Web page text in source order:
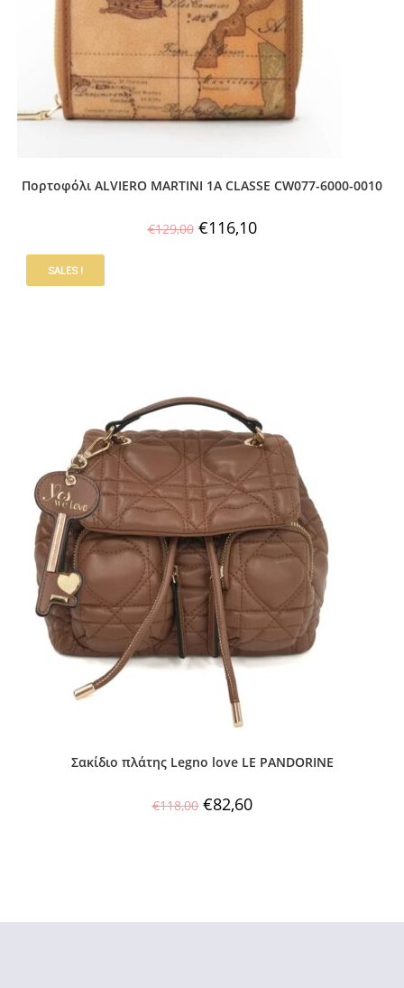
Πορτοφόλι ALVIERO MARTINI 1A CLASSE CW077-6000-0010
€129,00 €116,10
SALES !
Σακίδιο πλάτης Legno love LE PANDORINE
€118,00 €82,60